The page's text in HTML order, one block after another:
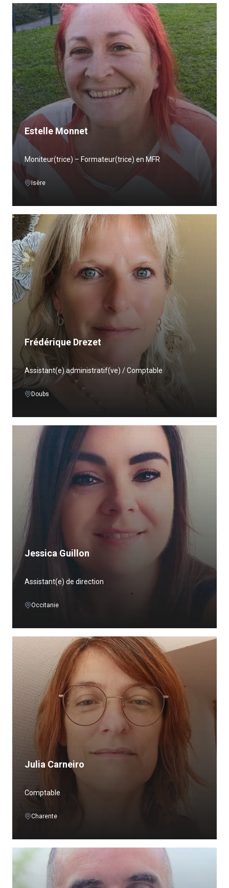
Estelle Monnet
Moniteur(trice) – Formateur(trice) en MFR
Isère
Frédérique Drezet
Assistant(e) administratif(ve) / Comptable
Doubs
Jessica Guillon
Assistant(e) de direction
Occitanie
Julia Carneiro
Comptable
Charente